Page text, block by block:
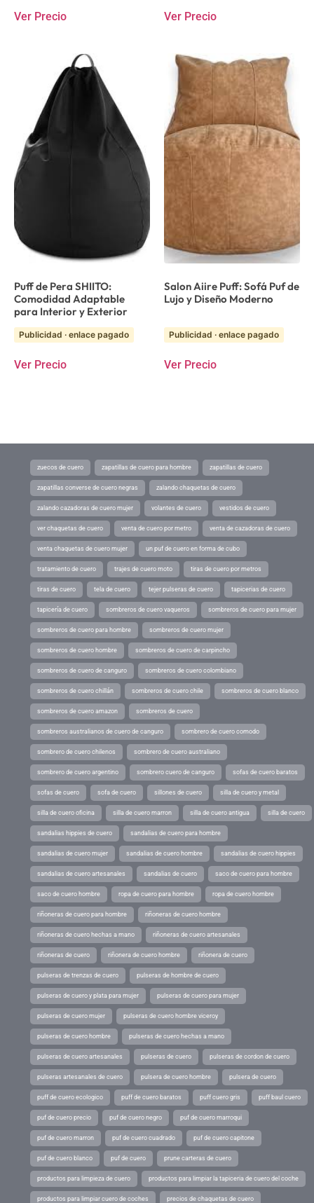
Ver Precio Ver Precio
Puff de Pera SHIITO:
Comodidad Adaptable
para Interior y Exterior
Publicidad · enlace pagado
Ver Precio
Salon Aiire Puff: Sofá Puf de
Lujo y Diseño Moderno
Publicidad · enlace pagado
Ver Precio
zuecos de cuero zapatillas de cuero para hombre zapatillas de cuero
zapatillas converse de cuero negras zalando chaquetas de cuero
zalando cazadoras de cuero mujer volantes de cuero vestidos de cuero
ver chaquetas de cuero venta de cuero por metro venta de cazadoras de cuero
venta chaquetas de cuero mujer un puf de cuero en forma de cubo
tratamiento de cuero trajes de cuero moto tiras de cuero por metros
tiras de cuero tela de cuero tejer pulseras de cuero tapicerias de cuero
tapicería de cuero sombreros de cuero vaqueros sombreros de cuero para mujer
sombreros de cuero para hombre sombreros de cuero mujer
sombreros de cuero hombre sombreros de cuero de carpincho
sombreros de cuero de canguro sombreros de cuero colombiano
sombreros de cuero chillán sombreros de cuero chile sombreros de cuero blanco
sombreros de cuero amazon sombreros de cuero
sombreros australianos de cuero de canguro sombrero de cuero comodo
sombrero de cuero chilenos sombrero de cuero australiano
sombrero de cuero argentino sombrero cuero de canguro sofas de cuero baratos
sofas de cuero sofa de cuero sillones de cuero silla de cuero y metal
silla de cuero oficina silla de cuero marron silla de cuero antigua silla de cuero
sandalias hippies de cuero sandalias de cuero para hombre
sandalias de cuero mujer sandalias de cuero hombre sandalias de cuero hippies
sandalias de cuero artesanales sandalias de cuero saco de cuero para hombre
saco de cuero hombre ropa de cuero para hombre ropa de cuero hombre
riñoneras de cuero para hombre riñoneras de cuero hombre
riñoneras de cuero hechas a mano riñoneras de cuero artesanales
riñoneras de cuero riñonera de cuero hombre riñonera de cuero
pulseras de trenzas de cuero pulseras de hombre de cuero
pulseras de cuero y plata para mujer pulseras de cuero para mujer
pulseras de cuero mujer pulseras de cuero hombre viceroy
pulseras de cuero hombre pulseras de cuero hechas a mano
pulseras de cuero artesanales pulseras de cuero pulseras de cordon de cuero
pulseras artesanales de cuero pulsera de cuero hombre pulsera de cuero
puff de cuero ecologico puff de cuero baratos puff cuero gris puff baul cuero
puf de cuero precio puf de cuero negro puf de cuero marroqui
puf de cuero marron puf de cuero cuadrado puf de cuero capitone
puf de cuero blanco puf de cuero prune carteras de cuero
productos para limpieza de cuero productos para limpiar la tapiceria de cuero del coche
productos para limpiar cuero de coches precios de chaquetas de cuero